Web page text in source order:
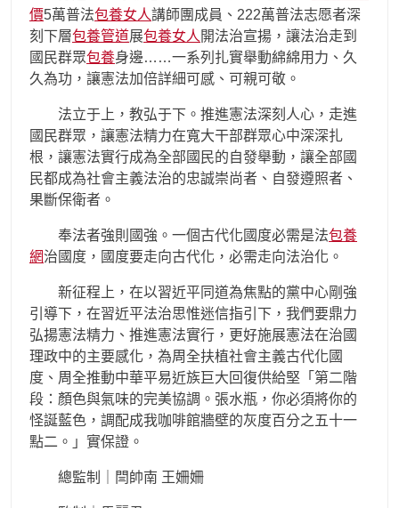
價5萬普法包養女人講師團成員、222萬普法志愿者深
刻下層包養管道展包養女人 開法治宣揚，讓法治走到
國民群眾包養身邊……一系列扎實舉動綿綿用力、久
久為功，讓憲法加倍詳細可感、可親可敬。
法立于上，教弘于下。推進憲法深刻人心，走進
國民群眾，讓憲法精力在寬大干部群眾心中深深扎
根，讓憲法實行成為全部國民的自發舉動，讓全部國
民都成為社會主義法治的忠誠崇尚者、自發遵照者、
果斷保衛者。
奉法者強則國強。一個古代化國度必需是法包養
網治國度，國度要走向古代化，必需走向法治化。
新征程上，在以習近平同道為焦點的黨中心剛強
引導下，在習近平法治思惟迷信指引下，我們要鼎力
弘揚憲法精力、推進憲法實行，更好施展憲法在治國
理政中的主要感化，為周全扶植社會主義古代化國
度、周全推動中華平易近族巨大回復供給堅「第二階
段：顏色與氣味的完美協調。張水瓶，你必須將你的
怪誕藍色，調配成我咖啡館牆壁的灰度百分之五十一
點二。」實保證。
總監制｜閆帥南 王姍姍